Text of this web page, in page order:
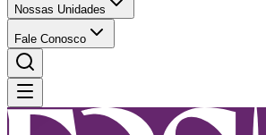
Nossas Unidades
Fale Conosco